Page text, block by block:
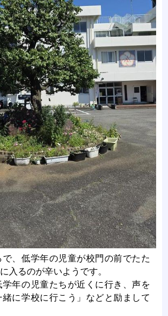
、低学年の児童が校門の前でたた
入るのが辛いようです。
学年の児童たちが近くに行き、声を
に学校に行こう」などと励まして